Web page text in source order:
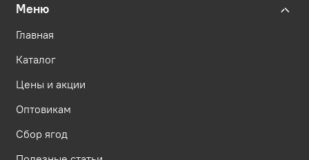
Меню
Главная
Каталог
Цены и акции
Оптовикам
Сбор ягод